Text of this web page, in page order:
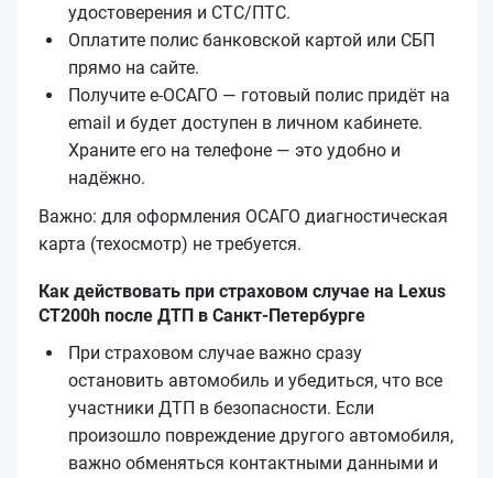
удостоверения и СТС/ПТС.
Оплатите полис банковской картой или СБП
прямо на сайте.
Получите е‑ОСАГО — готовый полис придёт на
email и будет доступен в личном кабинете.
Храните его на телефоне — это удобно и
надёжно.
Важно: для оформления ОСАГО диагностическая
карта (техосмотр) не требуется.
Как действовать при страховом случае на Lexus
CT200h после ДТП в Санкт-Петербурге
При страховом случае важно сразу
остановить автомобиль и убедиться, что все
участники ДТП в безопасности. Если
произошло повреждение другого автомобиля,
важно обменяться контактными данными и